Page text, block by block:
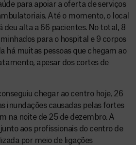
para apoiar a oferta de serviços
Até o momento, o local
deu alta a 66 pacientes. No total, 8
para o hospital e 9 corpos
há muitas pessoas que chegam ao
apesar dos cortes de
chegar ao centro hoje, 26
inundações causadas pelas fortes
na noite de 25 de dezembro. A
aos profissionais do centro de
por meio de ligações